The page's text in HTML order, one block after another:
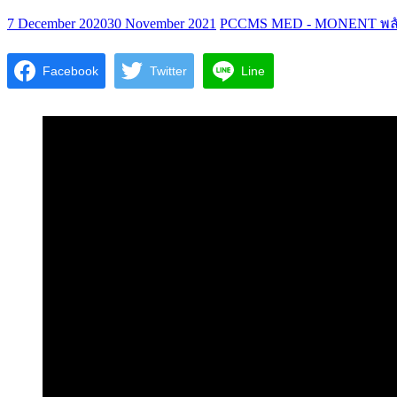
7 December 202030 November 2021 PCCMS MED - MONENT
Facebook Twitter Line